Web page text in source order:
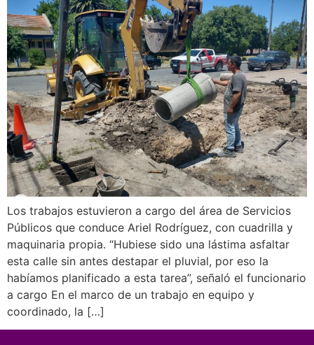
Los trabajos estuvieron a cargo del área de Servicios
Públicos que conduce Ariel Rodríguez, con cuadrilla y
maquinaria propia. “Hubiese sido una lástima asfaltar
esta calle sin antes destapar el pluvial, por eso la
habíamos planificado a esta tarea”, señaló el funcionario
a cargo En el marco de un trabajo en equipo y
coordinado, la […]